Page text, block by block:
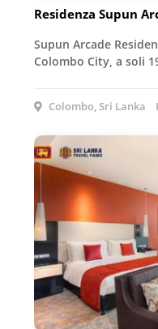
Residenza Supun
Supun Arcade
Colombo City, a soli
Colombo, Sri Lanka